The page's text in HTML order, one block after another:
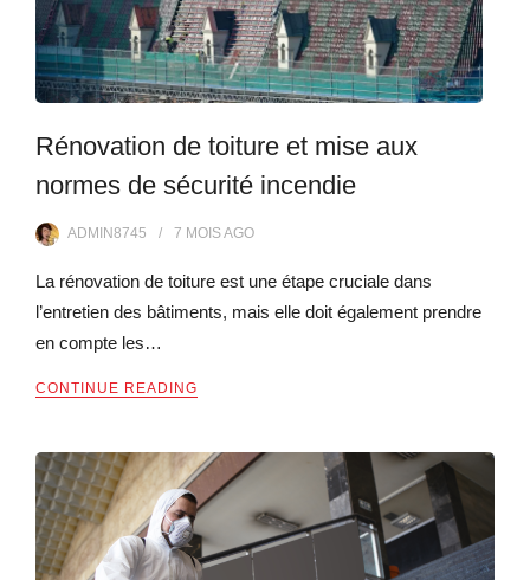
Rénovation de toiture et mise aux
normes de sécurité incendie
ADMIN8745 7 MOISAGO
La rénovation de toiture est une étape cruciale dans
l’entretien des bâtiments, mais elle doit également prendre
en compte les…
CONTINUE READING